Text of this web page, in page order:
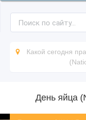
Какой сегодня
День яйца